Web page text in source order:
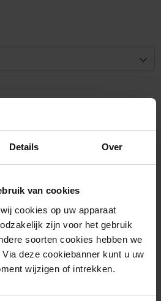
Details Over
van cookies
cookies op uw apparaat
zijn voor het gebruik
soorten cookies hebben we
deze cookiebanner kunt u uw
wijzigen of intrekken.
van min. 35€.